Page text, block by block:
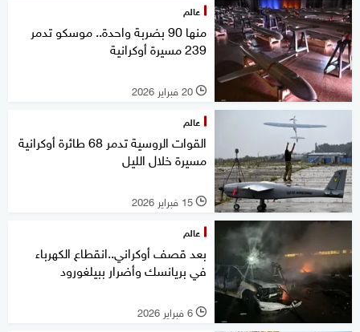
عالم
منها 90 بضربة واحدة.. موسكو تدمر
239 مسيرة أوكرانية
l 20 فبراير 2026
عالم
القوات الروسية تدمر 68 طائرة أوكرانية
مسيرة خلال الليل
l 15 فبراير 2026
عالم
بعد قصف أوكراني..انقطاع الكهرباء
في بريانسك وأضرار ببيلغورود
l 6 فبراير 2026